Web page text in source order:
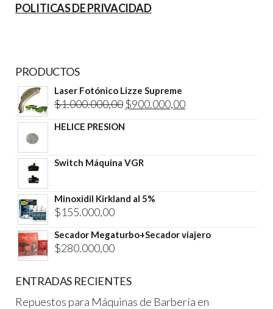
POLITICAS DE PRIVACIDAD
PRODUCTOS
Laser Fotónico Lizze Supreme
$1.000.000,00 El
$900.000,00El
HELICE PRESION
Switch Máquina VGR
Minoxidil Kirkland al 5%
$155.000,00
Secador Megaturbo+Secador viajero
$280.000,00
ENTRADAS RECIENTES
Repuestos para Máquinas de Barbería en